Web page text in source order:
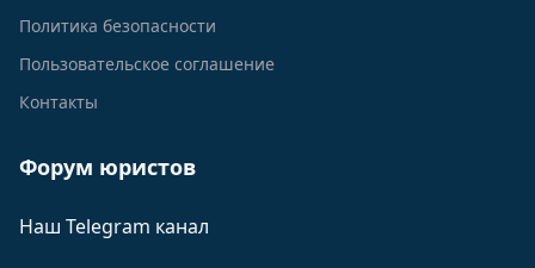
Политика безопасности
Пользовательское соглашение
Контакты
Форум юристов
Наш Telegram канал